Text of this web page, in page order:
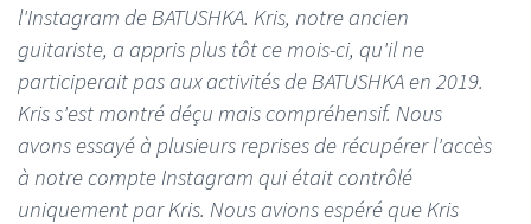
l'Instagram de BATUSHKA. Kris, notre ancien
guitariste, a appris plus tôt ce mois-ci, qu'il ne
participerait pas aux activités de BATUSHKA en 2019.
Kris s'est montré déçu mais compréhensif. Nous
avons essayé à plusieurs reprises de récupérer l'accès
à notre compte Instagram qui était contrôlé
uniquement par Kris. Nous avions espéré que Kris